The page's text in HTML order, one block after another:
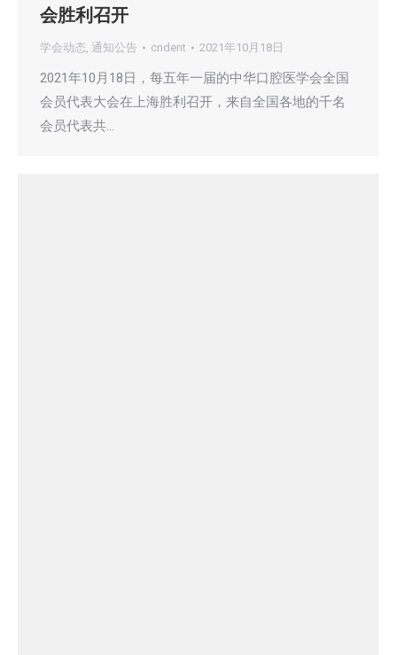
会胜利召开
学会动态, 通知公告 cndent 2021年10月18日
2021年10月18日，每五年一届的中华口腔医学会全国
会员代表大会在上海胜利召开，来自全国各地的千名
会员代表共…